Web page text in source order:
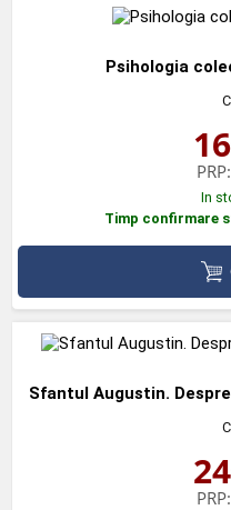
Psihologia
16
PRP:
In
Timp confirmare
Sfantul Augustin.
24
PRP: